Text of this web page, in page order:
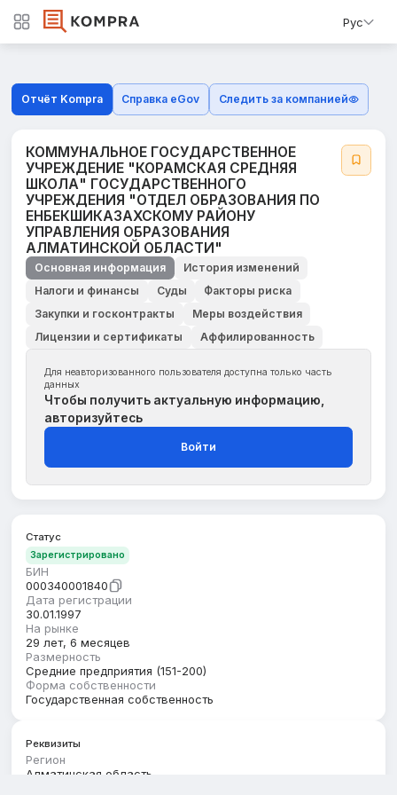
Рус
Отчёт Kompra Справка eGov Следить за компанией
КОММУНАЛЬНОЕ ГОСУДАРСТВЕННОЕ
УЧРЕЖДЕНИЕ "КОРАМСКАЯ СРЕДНЯЯ
ШКОЛА" ГОСУДАРСТВЕННОГО
УЧРЕЖДЕНИЯ "ОТДЕЛ ОБРАЗОВАНИЯ ПО
ЕНБЕКШИКАЗАХСКОМУ РАЙОНУ
УПРАВЛЕНИЯ ОБРАЗОВАНИЯ
АЛМАТИНСКОЙ ОБЛАСТИ"
Основная информация
История изменений
Налоги и финансы
Суды
Факторы риска
Закупки и госконтракты
Меры воздействия
Лицензии и сертификаты
Аффилированность
Для неавторизованного пользователя доступна только часть
данных
Чтобы получить актуальную информацию,
авторизуйтесь
Войти
Статус
Зарегистрировано
БИН
000340001840
Дата регистрации
30.01.1997
На рынке
29 лет, 6 месяцев
Размерность
Средние предприятия (151-200)
Форма собственности
Государственная собственность
Реквизиты
Регион
Алматинская область